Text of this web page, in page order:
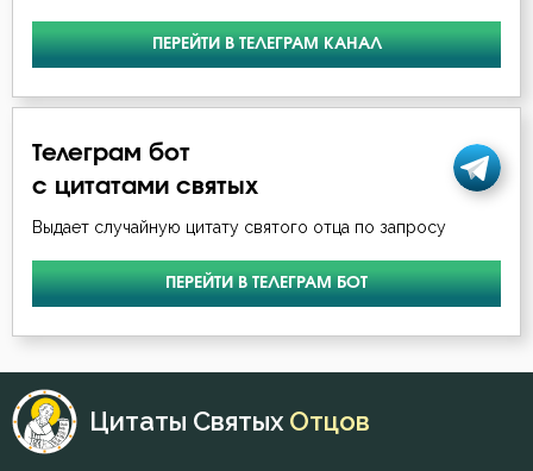
Рабство телесное
Роскошь
Священное Писание
Семья
ПЕРЕЙТИ В ТЕЛЕГРАМ КАНАЛ
Телеграм бот
с цитатами святых
Выдает случайную цитату святого отца по запросу
ПЕРЕЙТИ В ТЕЛЕГРАМ БОТ
Цитаты Святых Отцов